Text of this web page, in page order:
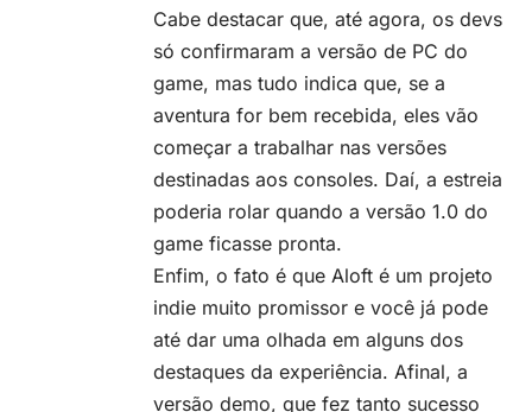
Cabe destacar que, até agora, os devs
só confirmaram a versão de PC do
game, mas tudo indica que, se a
aventura for bem recebida, eles vão
começar a trabalhar nas versões
destinadas aos consoles. Daí, a estreia
poderia rolar quando a versão 1.0 do
game ficasse pronta.
Enfim, o fato é que Aloft é um projeto
indie muito promissor e você já pode
até dar uma olhada em alguns dos
destaques da experiência. Afinal, a
versão demo, que fez tanto sucesso